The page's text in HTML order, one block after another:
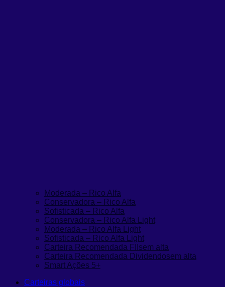
Moderada – Rico Alfa
Conservadora – Rico Alfa
Sofisticada – Rico Alfa
Conservadora – Rico Alfa Light
Moderada – Rico Alfa Light
Sofisticada – Rico Alfa Light
Carteira Recomendada FIIsem alta
Carteira Recomendada Dividendosem alta
Smart Ações 5+
Carteiras globais